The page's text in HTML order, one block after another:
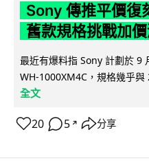
Sony 傳推平價
舊款規格挑戰加價
最近有爆料指 Sony 計劃於 9
WH-1000XM4C，規格幾乎
全文
20 5 ↗ 分享